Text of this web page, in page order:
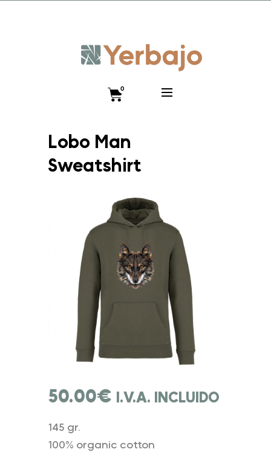
0
Lobo Man
Sweatshirt
50.00€ I.V.A. INCLUIDO
145 gr.
100% organic cotton